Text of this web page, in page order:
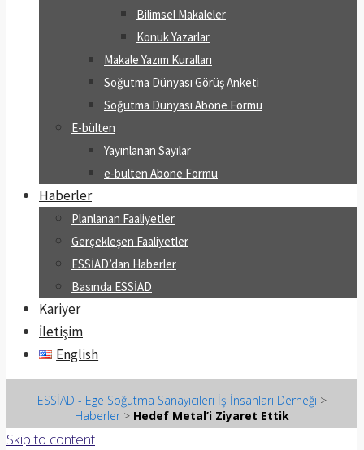
Bilimsel Makaleler
Konuk Yazarlar
Makale Yazım Kuralları
Soğutma Dünyası Görüş Anketi
Soğutma Dünyası Abone Formu
E-bülten
Yayınlanan Sayılar
e-bülten Abone Formu
Haberler
Planlanan Faaliyetler
Gerçekleşen Faaliyetler
ESSİAD’dan Haberler
Basında ESSİAD
Kariyer
İletişim
English
ESSİAD - Ege Soğutma Sanayicileri İş İnsanları Derneği >
Haberler > Hedef Metal’i Ziyaret Ettik
Skip to content